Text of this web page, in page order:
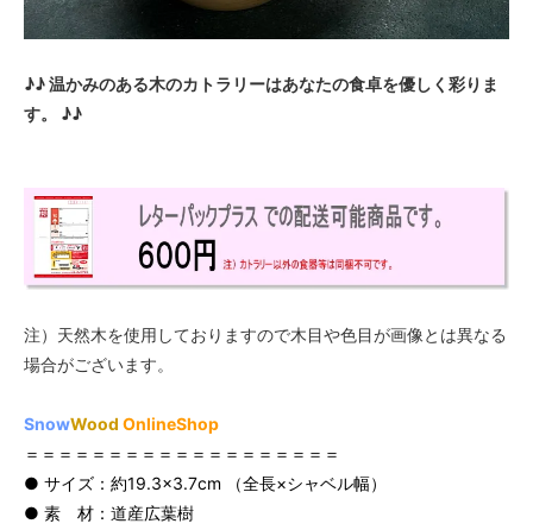
♪♪ 温かみのある木のカトラリーはあなたの食卓を優しく彩りま
す。 ♪♪
注）天然木を使用しておりますので木目や色目が画像とは異なる
場合がございます。
SnowWood OnlineShop
＝＝＝＝＝＝＝＝＝＝＝＝＝＝＝＝＝＝＝
● サイズ：約19.3×3.7cm （全長×シャベル幅）
● 素 材：道産広葉樹